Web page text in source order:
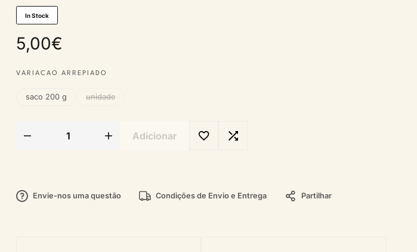
In Stock
5,00€
VARIACAO ARREPIADO
saco 200 g unidade
Adicionar
Envie-nos uma questão Condições de Envio e Entrega Partilhar